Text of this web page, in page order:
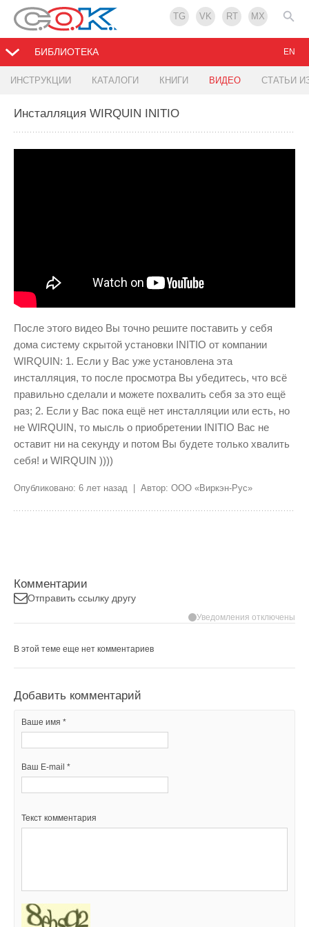
TG VK RT MX
БИБЛИОТЕКА
ИНСТРУКЦИИ КАТАЛОГИ КНИГИ ВИДЕО СТАТЬИ
EN
Инсталляция WIRQUIN INITIO
После этого видео Вы точно решите поставить у себя
дома систему скрытой установки INITIO от компании
WIRQUIN: 1. Если у Вас уже установлена эта
инсталляция, то после просмотра Вы убедитесь, что всё
правильно сделали и можете похвалить себя за это ещё
раз; 2. Если у Вас пока ещё нет инсталляции или есть, но
не WIRQUIN, то мысль о приобретении INITIO Вас не
оставит ни на секунду и потом Вы будете только хвалить
себя! и WIRQUIN ))))
Опубликовано: 6 лет назад | Автор: ООО «Виркэн-Рус»
Комментарии
Отправить ссылку другу
Уведомления отключены
В этой теме еще нет комментариев
Добавить комментарий
Ваше имя *
Ваш E-mail *
Текст комментария